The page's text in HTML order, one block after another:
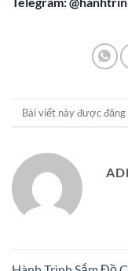
Bài viết này được